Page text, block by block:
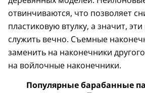
отвинчиваются, что позволяет
пластиковую втулку, а значит,
служить вечно. Съемные
заменить на наконечники
на войлочные наконечники.
Популярные барабанные